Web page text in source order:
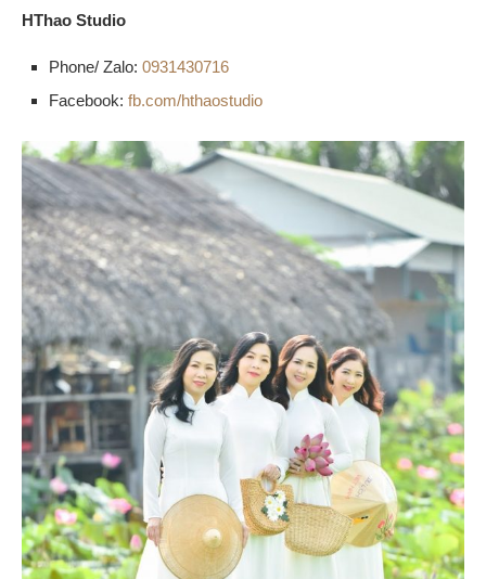
HThao Studio
Phone/ Zalo: 0931430716
Facebook: fb.com/hthaostudio